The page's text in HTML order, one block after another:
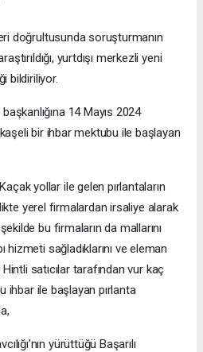
doğrultusunda soruşturmanın
yurtdışı merkezli yeni
bildiriliyor.
14 Mayıs 2024
bir ihbar mektubu ile başlayan
yollar ile gelen pırlantaların
yerel firmalardan irsaliye alarak
bu firmaların da mallarını
hizmeti sağladıklarını ve eleman
satıcılar tarafından vur kaç
ihbar ile başlayan pırlanta
yürüttüğü Başarılı